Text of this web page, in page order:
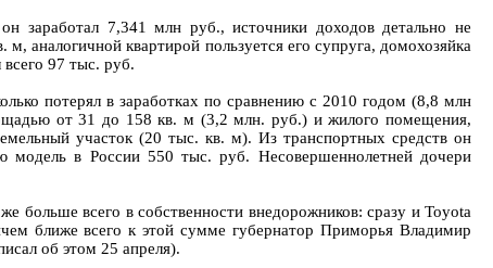
заработал 7,341 млн руб., источники доходов детально не
аналогичной квартирой пользуется его супруга, домохозяйка
97 тыс. руб.
потерял в заработках по сравнению с 2010 годом (8,8 млн
от 31 до 158 кв. м (3,2 млн. руб.) и жилого помещения,
участок (20 тыс. кв. м). Из транспортных средств он
в России 550 тыс. руб. Несовершеннолетней дочери
всего в собственности внедорожников: сразу и Toyota
ближе всего к этой сумме губернатор Приморья Владимир
об этом 25 апреля).